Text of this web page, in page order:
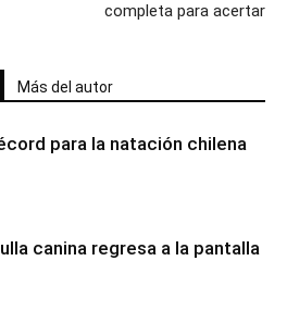
completa para acertar
Más del autor
para la natación chilena
canina regresa a la pantalla